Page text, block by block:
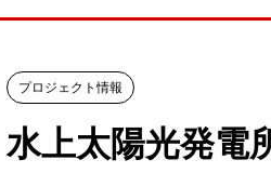
プロジェクト情報
水上太陽光発電